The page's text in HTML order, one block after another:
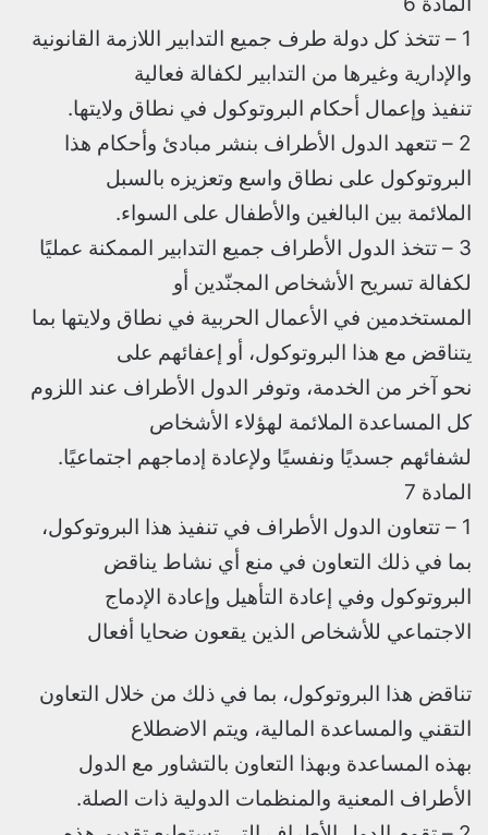
1 – تتخذ كل دولة طرف جميع التدابير اللازمة القانونية
والإدارية وغيرها من التدابير لكفالة فعالية
تنفيذ وإعمال أحكام البروتوكول في نطاق ولايتها.
2 – تتعهد الدول الأطراف بنشر مبادئ وأحكام هذا
البروتوكول على نطاق واسع وتعزيزه بالسبل
الملائمة بين البالغين والأطفال على السواء.
3 – تتخذ الدول الأطراف جميع التدابير الممكنة عمليًا
لكفالة تسريح الأشخاص المجنّدين أو
المستخدمين في الأعمال الحربية في نطاق ولايتها بما
يتناقض مع هذا البروتوكول، أو إعفائهم على
نحو آخر من الخدمة، وتوفر الدول الأطراف عند اللزوم
كل المساعدة الملائمة لهؤلاء الأشخاص
لشفائهم جسديًا ونفسيًا ولإعادة إدماجهم اجتماعيًا.
المادة 7
1 – تتعاون الدول الأطراف في تنفيذ هذا البروتوكول،
بما في ذلك التعاون في منع أي نشاط يناقض
البروتوكول وفي إعادة التأهيل وإعادة الإدماج
الاجتماعي للأشخاص الذين يقعون ضحايا أفعال
تناقض هذا البروتوكول، بما في ذلك من خلال التعاون
التقني والمساعدة المالية، ويتم الاضطلاع
بهذه المساعدة وبهذا التعاون بالتشاور مع الدول
الأطراف المعنية والمنظمات الدولية ذات الصلة.